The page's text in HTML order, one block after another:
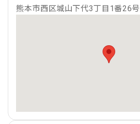
熊本市西区城山下代3丁目1番26号